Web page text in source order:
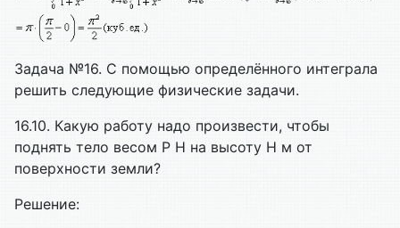
Задача №16. С помощью определённого интеграла
решить следующие физические задачи.
16.10. Какую работу надо произвести, чтобы
поднять тело весом Р Н на высоту Н м от
поверхности земли?
Решение: